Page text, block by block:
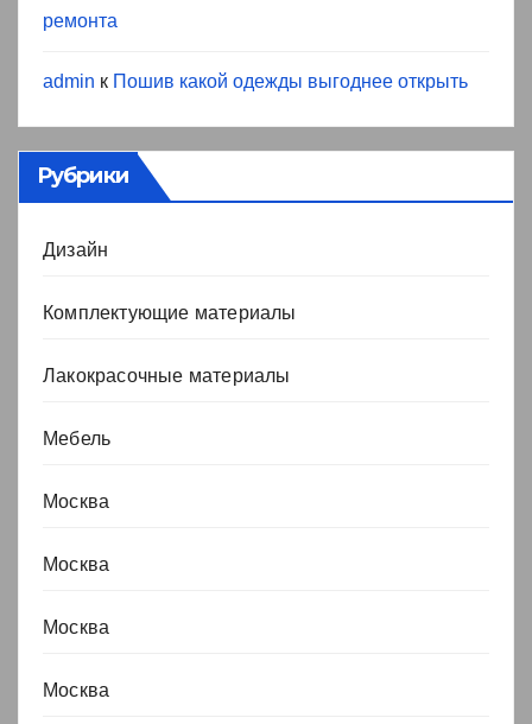
ремонта
admin к Пошив какой одежды выгоднее открыть
Рубрики
Дизайн
Комплектующие материалы
Лакокрасочные материалы
Мебель
Москва
Москва
Москва
Москва